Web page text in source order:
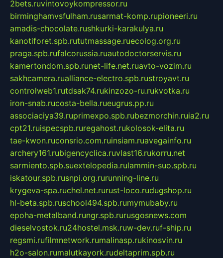
2bets.ruvintovoykompressor.ru
birminghamvsfulham.rusarmat-komp.rupioneeri.ru
amadis-chocolate.rushkurki-karakulya.ru
kanotiforet.spb.rututmassage.ruecolog.org.ru
praga.spb.rufalcorussia.ruautodoctorservis.ru
kamertondom.spb.runet-life.net.ruavto-vozim.ru
sakhcamera.rualliance-electro.spb.rustroyavt.ru
controlweb1.rutdsak74.rukinzozo-ru.rukvotka.ru
iron-snab.rucosta-bella.rueugrus.pp.ru
associaciya39.ruprimexpo.spb.rubezmorchin.ruia2.ru
cpt21.ruispecspb.ruregahost.rukolosok-elita.ru
tae-kwon.ruconsrio.com.ruinsiam.ruavegainfo.ru
archery161.rubigencyclica.ruvlast16.rukorru.net
sarmiento.spb.suextelopedia.rulammin-suo.spb.ru
iskatour.spb.rusnpi.org.rurunning-line.ru
krygeva-spa.ruchel.net.rurust-loco.rudugshop.ru
hl-beta.spb.ruschool494.spb.rumymubaby.ru
epoha-metalband.rungr.spb.rurusgosnews.com
dieselvostok.ru24hostel.msk.ruw-dev.ruf-ship.ru
regsmi.rufilmnetwork.rumalinasp.rukinosvin.ru
h2o-salon.rumalutkayork.rudeltaprim.spb.ru